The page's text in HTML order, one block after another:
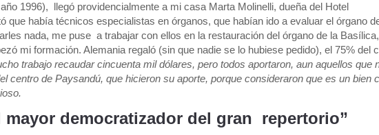
1996), llegó providencialmente a mi casa Marta Molinelli, dueña del Hotel
había técnicos especialistas en órganos, que habían ido a evaluar el órgano
nada, me puse a trabajar con ellos en la restauración del órgano de la
mi formación. Alemania regaló (sin que nadie se lo hubiese pedido), el 75% del
trabajo recaudar cincuenta mil dólares, pero todos aportaron, aun aquellos que
de Paysandú, que hicieron su aporte, porque consideraron que es un bien
democratizador del gran repertorio”